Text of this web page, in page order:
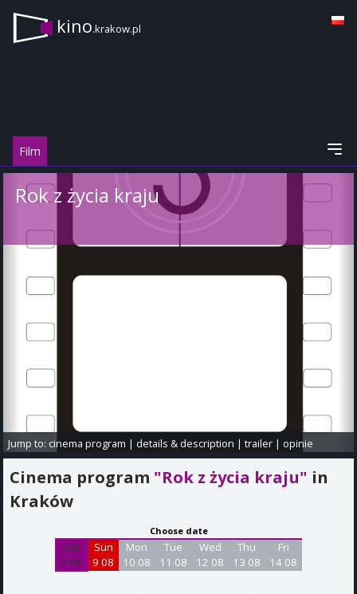
kino.krakow.pl
Film
Rok z życia kraju
Jump to: cinema program |details & description |trailer |opinie
Cinema program "Rok z życia kraju" in
Kraków
Choose date
Sat
8 08
Sun
9 08
Mon
10 08
Tue
11 08
Wed
12 08
Thu
13 08
Fri
14 08